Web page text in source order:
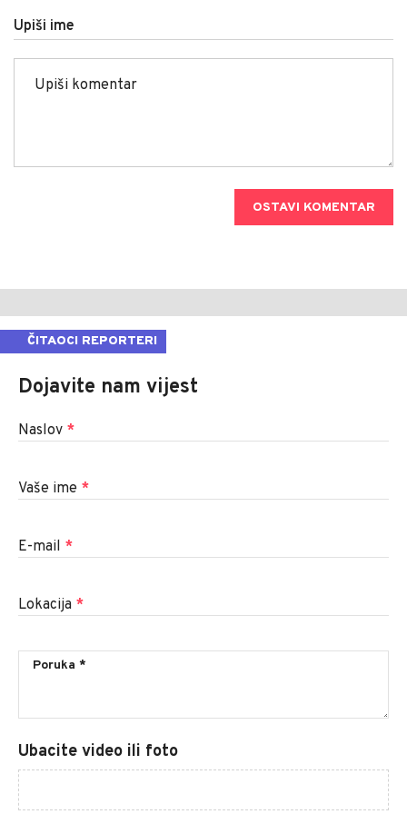
Upiši ime
OSTAVI KOMENTAR
ČITAOCI REPORTERI
Dojavite nam vijest
Naslov *
Vaše ime *
E-mail *
Lokacija *
Ubacite video ili foto